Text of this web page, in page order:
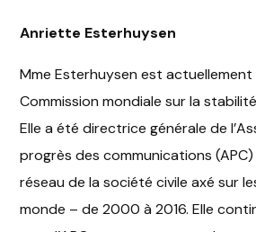
Anriette Esterhuysen
Mme Esterhuysen est actuellement
Commission mondiale sur la
Elle a été directrice générale de
progrès des communications
réseau de la société civile axé sur
monde – de 2000 à 2016. Elle